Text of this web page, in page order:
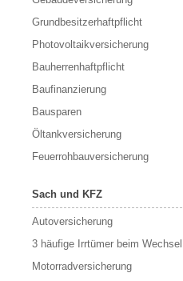
Grundbesitzerhaftpflicht
Photovoltaikversicherung
Bauherrenhaftpflicht
Baufinanzierung
Bausparen
Öltankversicherung
Feuerrohbauversicherung
Sach und KFZ
Autoversicherung
3 häufige Irrtümer beim
Motorradversicherung